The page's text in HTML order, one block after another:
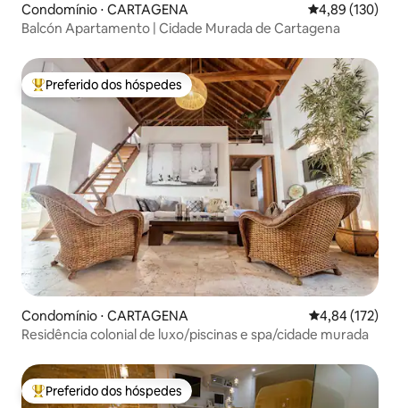
Condomínio ⋅ CARTAGENA 4,89 de uma
4,89 (130)
Balcón Apartamento | Cidade Murada de Cartagena
Entre os melhores preferidos dos hóspedes
Preferido dos hóspedes
Condomínio ⋅ CARTAGENA 4,84 de uma
4,84 (172)
Residência colonial de luxo/piscinas e spa/cidade murada
Entre os melhores preferidos dos hóspedes
Preferido dos hóspedes